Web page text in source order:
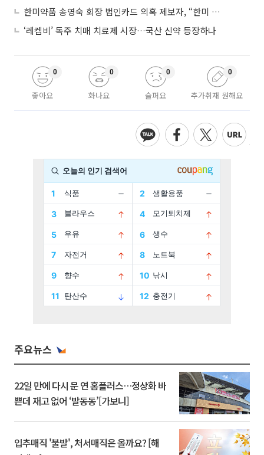
한미약품 송영숙 회장 법인카드 의혹 제보자, “한미 잘 되기 바라는 마음”
‘레켐비’ 독주 치매 치료제 시장…국산 신약 등장하나
좋아요
0
화나요
0
슬퍼요
0
추가취재 원해요
0
주요뉴스
22일 만에 다시 문 연 홈플러스…정상화 바
쁜데 재고 없어 ‘발동동’[가보니]
입추매직 '불발', 처서매직은 올까요? [해